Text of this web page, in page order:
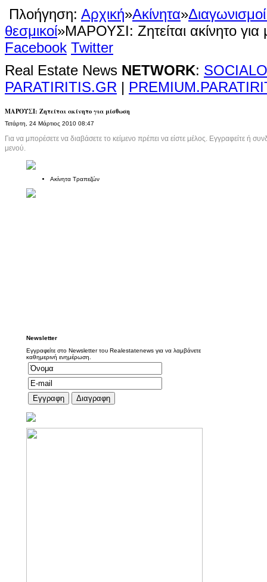
Πλοήγηση: Αρχική»Ακίνητα»
θεσμικοί»ΜΑΡΟΥΣΙ: Ζητείται ακίνητο
Facebook Twitter
Real Estate News NETWORK:
PARATIRITIS.GR |
ΜΑΡΟΥΣΙ: Ζητείται ακίνητο για μίσθωση
Τετάρτη, 24 Μάρτιος 2010 08:47
Για να μπορέσετε να διαβάσετε το κείμενο πρέπει να είστε μέλος. Εγγραφείτε ή
μενού.
Ακίνητα Τραπεζών
Newsletter
Εγγραφείτε στο Newsletter του Realestatenews για να λαμβάνετε
καθημερινή ενημέρωση.